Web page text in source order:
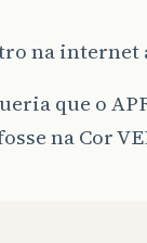
na internet
que o
na Cor